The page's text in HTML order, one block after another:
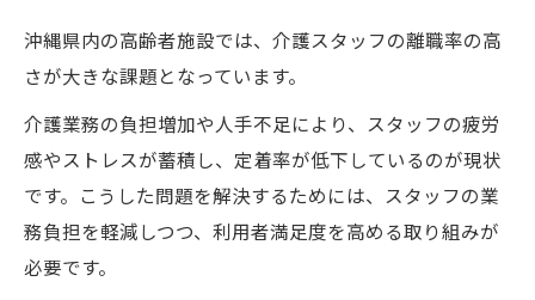
沖縄県内の高齢者施設では、介護スタッフの離職率の高
さが大きな課題となっています。
介護業務の負担増加や人手不足により、スタッフの疲労
感やストレスが蓄積し、定着率が低下しているのが現状
です。こうした問題を解決するためには、スタッフの業
務負担を軽減しつつ、利用者満足度を高める取り組みが
必要です。